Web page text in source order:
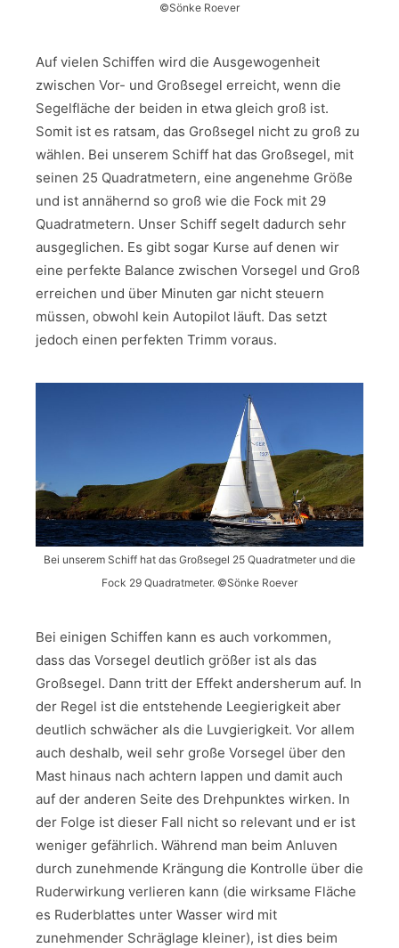
©Sönke Roever
Auf vielen Schiffen wird die Ausgewogenheit
zwischen Vor- und Großsegel erreicht, wenn die
Segelfläche der beiden in etwa gleich groß ist.
Somit ist es ratsam, das Großsegel nicht zu groß zu
wählen. Bei unserem Schiff hat das Großsegel, mit
seinen 25 Quadratmetern, eine angenehme Größe
und ist annähernd so groß wie die Fock mit 29
Quadratmetern. Unser Schiff segelt dadurch sehr
ausgeglichen. Es gibt sogar Kurse auf denen wir
eine perfekte Balance zwischen Vorsegel und Groß
erreichen und über Minuten gar nicht steuern
müssen, obwohl kein Autopilot läuft. Das setzt
jedoch einen perfekten Trimm voraus.
Bei unserem Schiff hat das Großsegel 25 Quadratmeter und die
Fock 29 Quadratmeter. ©Sönke Roever
Bei einigen Schiffen kann es auch vorkommen,
dass das Vorsegel deutlich größer ist als das
Großsegel. Dann tritt der Effekt andersherum auf. In
der Regel ist die entstehende Leegierigkeit aber
deutlich schwächer als die Luvgierigkeit. Vor allem
auch deshalb, weil sehr große Vorsegel über den
Mast hinaus nach achtern lappen und damit auch
auf der anderen Seite des Drehpunktes wirken. In
der Folge ist dieser Fall nicht so relevant und er ist
weniger gefährlich. Während man beim Anluven
durch zunehmende Krängung die Kontrolle über die
Ruderwirkung verlieren kann (die wirksame Fläche
es Ruderblattes unter Wasser wird mit
zunehmender Schräglage kleiner), ist dies beim